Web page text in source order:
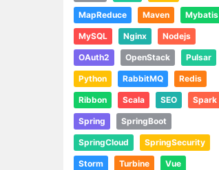
MapReduce Maven Mybatis
MySQL Nginx Nodejs
OAuth2 OpenStack Pulsar
Python RabbitMQ Redis
Ribbon Scala SEO Spark
Spring SpringBoot
SpringCloud SpringSecurity
Storm Turbine Vue